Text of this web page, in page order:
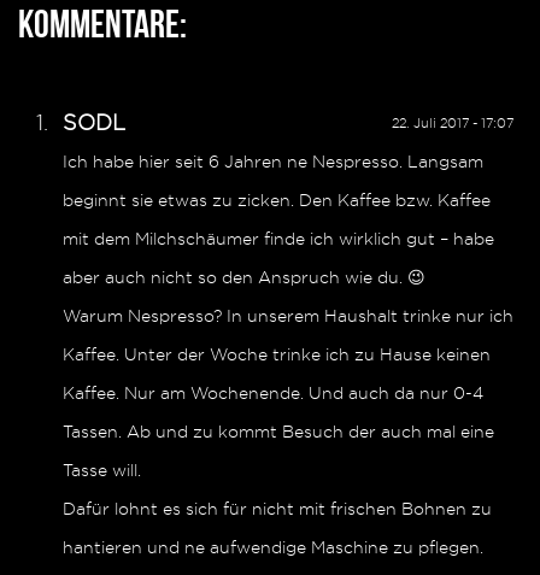
Kommentare:
22. Juli 2017 - 17:07
SODL
Ich habe hier seit 6 Jahren ne Nespresso. Langsam
beginnt sie etwas zu zicken. Den Kaffee bzw. Kaffee
mit dem Milchschäumer finde ich wirklich gut – habe
aber auch nicht so den Anspruch wie du. 😉
Warum Nespresso? In unserem Haushalt trinke nur ich
Kaffee. Unter der Woche trinke ich zu Hause keinen
Kaffee. Nur am Wochenende. Und auch da nur 0-4
Tassen. Ab und zu kommt Besuch der auch mal eine
Tasse will.
Dafür lohnt es sich für nicht mit frischen Bohnen zu
hantieren und ne aufwendige Maschine zu pflegen.